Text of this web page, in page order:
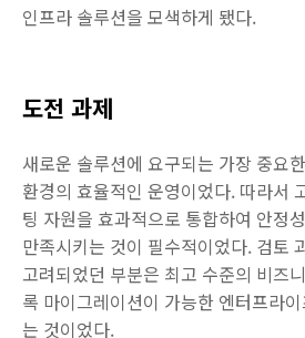
인프라 솔루션을 모색하게 됐다.
도전 과제
새로운 솔루션에 요구되는 가장 중요
환경의 효율적인 운영이었다. 따라서
팅 자원을 효과적으로 통합하여 안정
만족시키는 것이 필수적이었다. 검토
고려되었던 부분은 최고 수준의 비즈
록 마이그레이션이 가능한 엔터프라
는 것이었다.